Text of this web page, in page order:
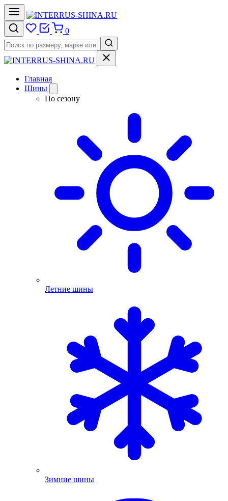
0
Главная
Шины
По сезону
Летние шины
Зимние шины